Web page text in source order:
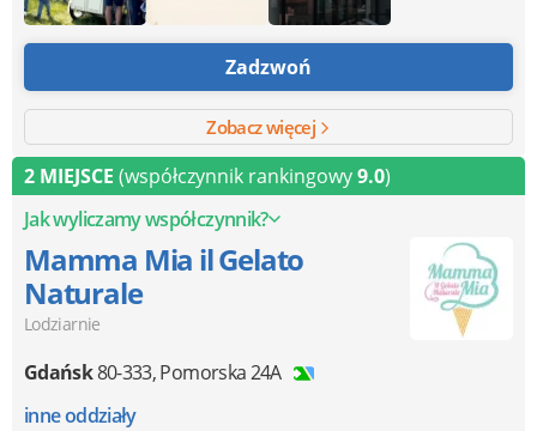
Zadzwoń
Zobacz więcej
2 MIEJSCE (współczynnik rankingowy9.0)
Jak wyliczamy współczynnik?
Mamma Mia il Gelato
Naturale
Lodziarnie
Gdańsk80-333,Pomorska 24A
inne oddziały